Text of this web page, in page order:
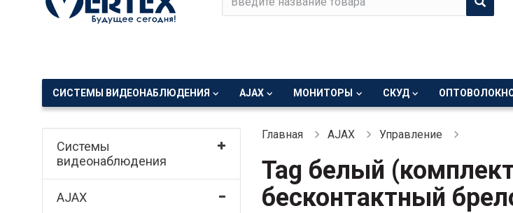
СИСТЕМЫ ВИДЕОНАБЛЮДЕНИЯ AJAX МОНИТОРЫ СКУД
Системы
видеонаблюдения
AJAX
Главная AJAX Управление
Tag белый
бесконтактный